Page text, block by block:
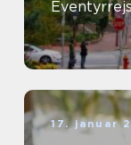
17. januar